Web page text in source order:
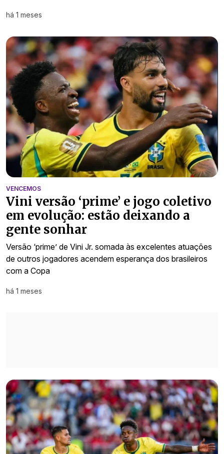
há 1 meses
VENCEMOS
Vini versão ‘prime’ e jogo coletivo
em evolução: estão deixando a
gente sonhar
Versão ‘prime’ de Vini Jr. somada às excelentes atuações
de outros jogadores acendem esperança dos brasileiros
com a Copa
há 1 meses